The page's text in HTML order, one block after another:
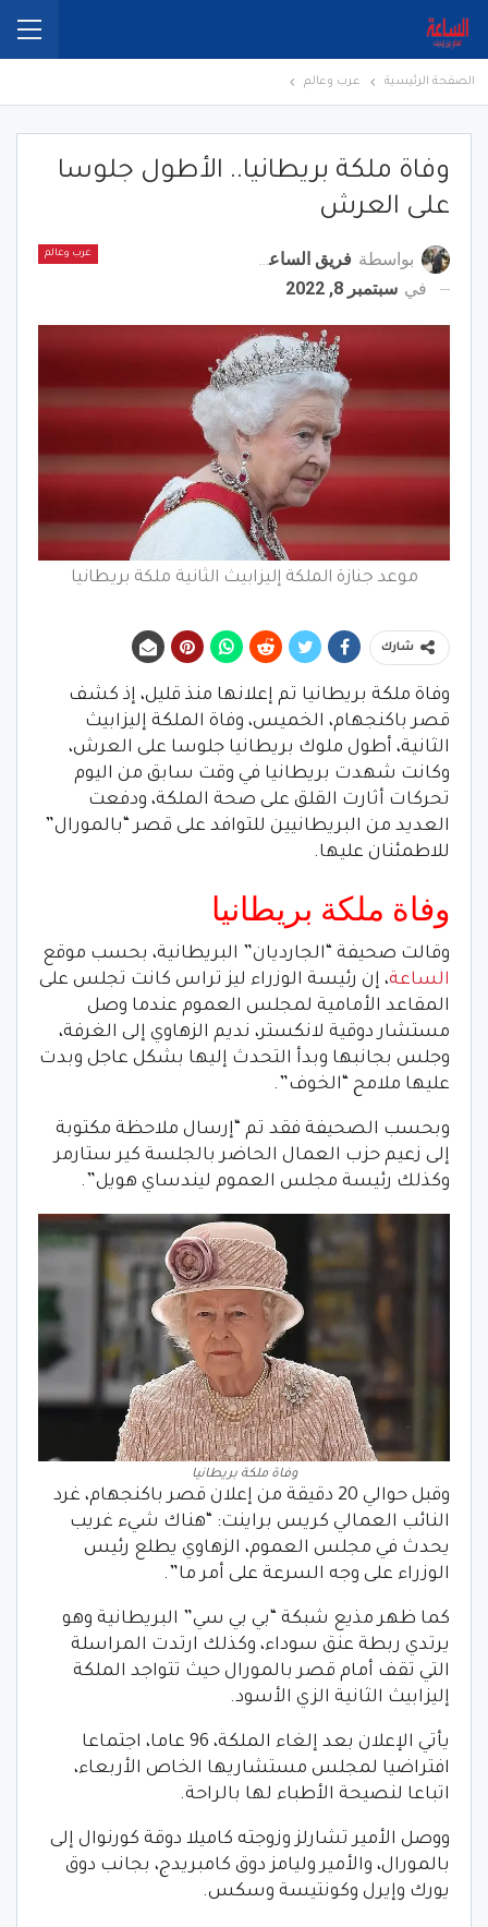
الصفحة الرئيسية عرب وعالم
وفاة ملكة بريطانيا.. الأطول جلوسا
على العرش
عرب وعالم بواسطة فريق الساعة برس
في سبتمبر 8, 2022
موعد جنازة الملكة إليزابيث الثانية ملكة بريطانيا
شارك
وفاة ملكة بريطانيا تم إعلانها منذ قليل، إذ كشف
قصر باكنجهام، الخميس، وفاة الملكة إليزابيث
الثانية، أطول ملوك بريطانيا جلوسا على العرش،
وكانت شهدت بريطانيا في وقت سابق من اليوم
تحركات أثارت القلق على صحة الملكة، ودفعت
العديد من البريطانيين للتوافد على قصر “بالمورال”
للاطمئنان عليها.
وفاة ملكة بريطانيا
وقالت صحيفة “الجارديان” البريطانية، بحسب موقع
الساعة، إن رئيسة الوزراء ليز تراس كانت تجلس على
المقاعد الأمامية لمجلس العموم عندما وصل
مستشار دوقية لانكستر، نديم الزهاوي إلى الغرفة،
وجلس بجانبها وبدأ التحدث إليها بشكل عاجل وبدت
عليها ملامح “الخوف”.
وبحسب الصحيفة فقد تم “إرسال ملاحظة مكتوبة
إلى زعيم حزب العمال الحاضر بالجلسة كير ستارمر
وكذلك رئيسة مجلس العموم ليندساي هويل”.
وفاة ملكة بريطانيا
وقبل حوالي 20 دقيقة من إعلان قصر باكنجهام، غرد
النائب العمالي كريس براينت: “هناك شيء غريب
يحدث في مجلس العموم، الزهاوي يطلع رئيس
الوزراء على وجه السرعة على أمر ما”.
كما ظهر مذيع شبكة “بي بي سي” البريطانية وهو
يرتدي ربطة عنق سوداء، وكذلك ارتدت المراسلة
التي تقف أمام قصر بالمورال حيث تتواجد الملكة
إليزابيث الثانية الزي الأسود.
يأتي الإعلان بعد إلغاء الملكة، 96 عاما، اجتماعا
افتراضيا لمجلس مستشاريها الخاص الأربعاء،
اتباعا لنصيحة الأطباء لها بالراحة.
ووصل الأمير تشارلز وزوجته كاميلا دوقة كورنوال إلى
بالمورال، والأمير وليامز دوق كامبريدج، بجانب دوق
يورك وإيرل وكونتيسة وسكس.